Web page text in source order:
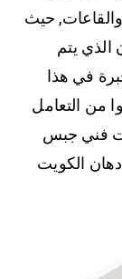
حيث
يتم
في هذا
من التعامل
فني جبس
الكويت